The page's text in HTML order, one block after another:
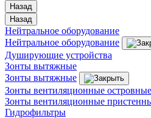
Назад
Назад
Нейтральное оборудование
Нейтральное оборудование
Душирующие устройства
Зонты вытяжные
Зонты вытяжные
Зонты вентиляционные островные
Зонты вентиляционные
Гидрофильтры